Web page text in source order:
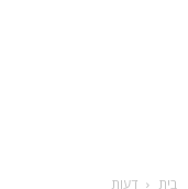
בית דעות